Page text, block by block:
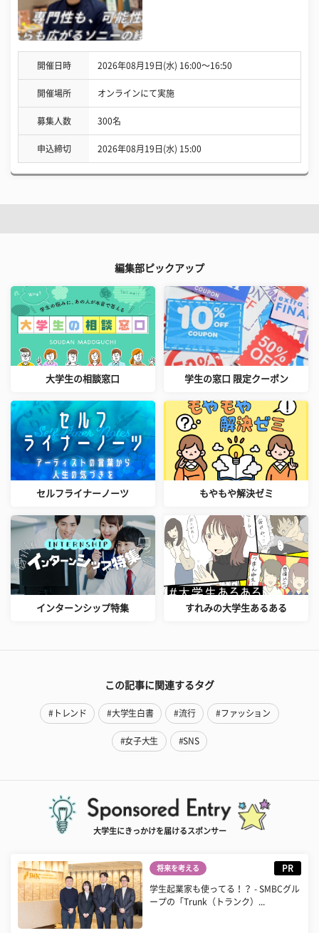
開催日時 2026年08月19日(水) 16:00〜16:50
開催場所 オンラインにて実施
募集人数 300名
申込締切 2026年08月19日(水) 15:00
編集部ピックアップ
大学生の相談窓口 学生の窓口 限定クーポン
セルフライナーノーツ もやもや解決ゼミ
インターンシップ特集 すれみの大学生あるある
この記事に関連するタグ
#トレンド #大学生白書 #流行 #ファッション
#女子大生 #SNS
大学生にきっかけを届けるスポンサー
将来を考える PR
学生起業家も使ってる！？ - SMBCグル
ープの「Trunk（トランク）...